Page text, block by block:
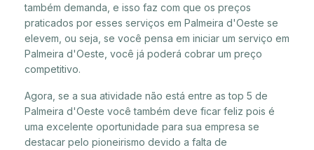
também demanda, e isso faz com que os preços
praticados por esses serviços em Palmeira d'Oeste se
elevem, ou seja, se você pensa em iniciar um serviço em
Palmeira d'Oeste, você já poderá cobrar um preço
competitivo.
Agora, se a sua atividade não está entre as top 5 de
Palmeira d'Oeste você também deve ficar feliz pois é
uma excelente oportunidade para sua empresa se
destacar pelo pioneirismo devido a falta de